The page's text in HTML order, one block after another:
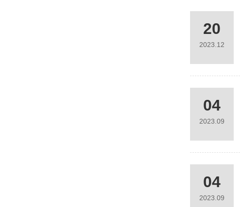
20
2023.12
04
2023.09
04
2023.09